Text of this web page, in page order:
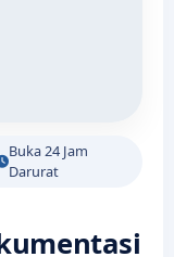
Buka 24 Jam
Darurat